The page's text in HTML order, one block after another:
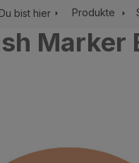
Du bist hier Produkte
Marker